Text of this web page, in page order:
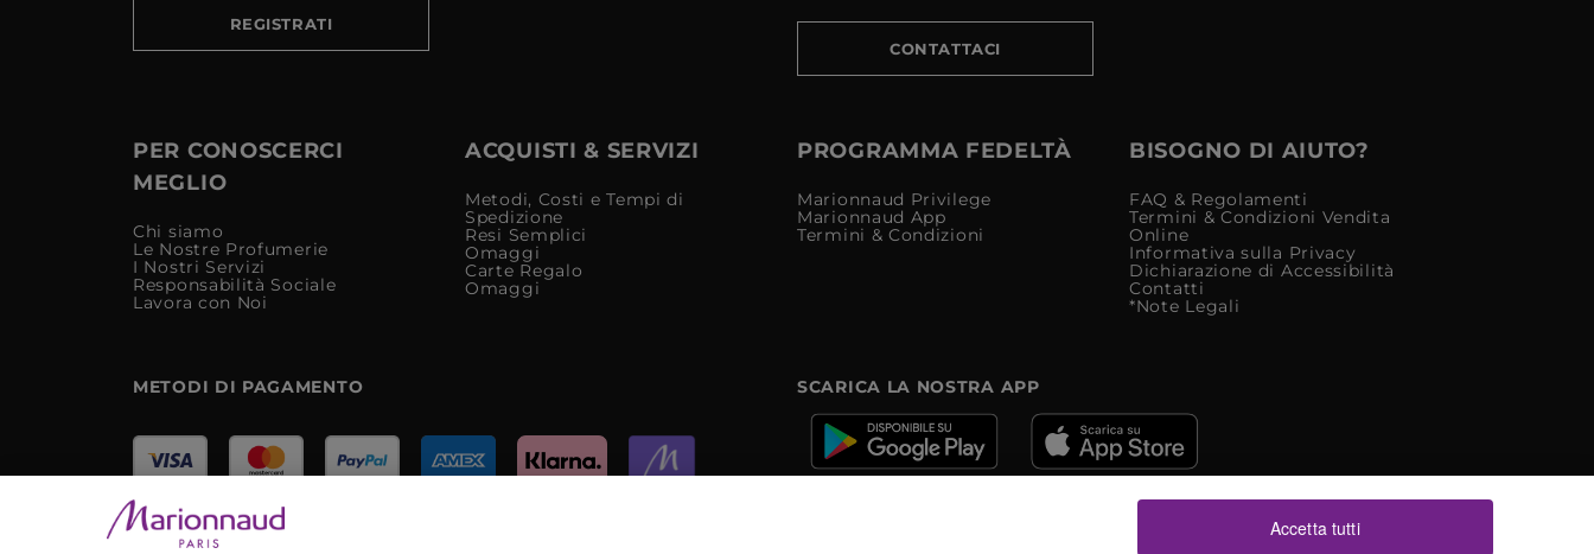
REGISTRATI
CONTATTACI
PER CONOSCERCI
MEGLIO
Chi siamo
Le Nostre Profumerie
I Nostri Servizi
Responsabilità Sociale
Lavora con Noi
ACQUISTI & SERVIZI
Metodi, Costi e Tempi di
Spedizione
Resi Semplici
Omaggi
Carte Regalo
Omaggi
PROGRAMMA FEDELTÀ
Marionnaud Privilege
Marionnaud App
Termini & Condizioni
BISOGNO DI AIUTO?
FAQ & Regolamenti
Termini & Condizioni Vendita
Online
Informativa sulla Privacy
Dichiarazione di Accessibilità
Contatti
*Note Legali
METODI DI PAGAMENTO
Marionnaud Parfumeries Italia S.r.l.
SCARICA LA NOSTRA APP
Accetta tutti